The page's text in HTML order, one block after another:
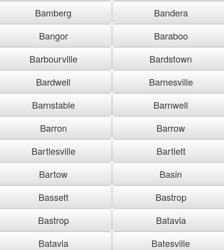
Bamberg
Bandera
Bangor
Baraboo
Barbourville
Bardstown
Bardwell
Barnesville
Barnstable
Barnwell
Barron
Barrow
Bartlesville
Bartlett
Bartow
Basin
Bassett
Bastrop
Bastrop
Batavia
Batavia
Batesville